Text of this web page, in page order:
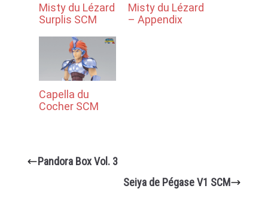
Misty du Lézard
Surplis SCM
Misty du Lézard
– Appendix
Capella du
Cocher SCM
Pandora Box Vol. 3
Seiya de Pégase V1 SCM